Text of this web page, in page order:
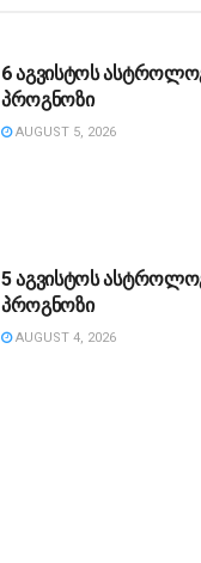
6 აგვისტოს
პროგნოზი
AUGUST 5, 2026
5 აგვისტოს
პროგნოზი
AUGUST 4, 2026